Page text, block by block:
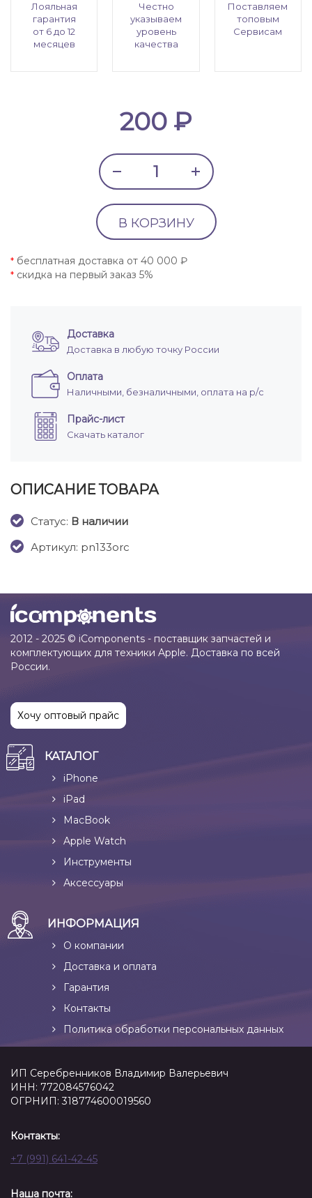
Лояльная
гарантия
от 6 до 12
месяцев
Честно
указываем
уровень
качества
Поставляем
топовым
Сервисам
200 ₽
В КОРЗИНУ
* бесплатная доставка от 40 000 ₽
* скидка на первый заказ 5%
Доставка
Доставка в любую точку России
Оплата
Наличными, безналичными, оплата на р/с
Прайс-лист
Скачать каталог
ОПИСАНИЕ ТОВАРА
Cтатус: В наличии
Артикул: pn133orc
2012 - 2025 © iComponents - поставщик запчастей и
комплектующих для техники Apple. Доставка по всей
России.
Хочу оптовый прайс
КАТАЛОГ
iPhone
iPad
MacBook
Apple Watch
Инструменты
Аксессуары
ИНФОРМАЦИЯ
О компании
Доставка и оплата
Гарантия
Контакты
Политика обработки персональных данных
ИП Серебренников Владимир Валерьевич
ИНН: 772084576042
ОГРНИП: 318774600019560
Контакты:
+7 (991) 641-42-45
Наша почта: